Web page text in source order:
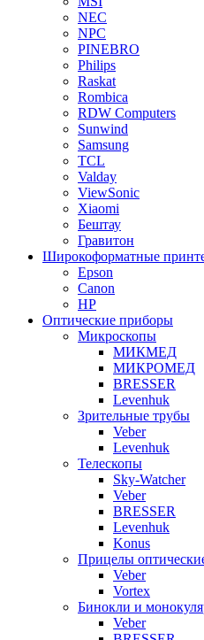
NEC
NPC
PINEBRO
Philips
Raskat
Rombica
RDW Computers
Sunwind
Samsung
TCL
Valday
ViewSonic
Xiaomi
Бештау
Гравитон
Широкоформатные
Epson
Canon
HP
Оптические приборы
Микроскопы
МИКМЕД
МИКРОМЕД
BRESSER
Levenhuk
Зрительные трубы
Veber
Levenhuk
Телескопы
Sky-Watcher
Veber
BRESSER
Levenhuk
Konus
Прицелы
Veber
Vortex
Бинокли и
Veber